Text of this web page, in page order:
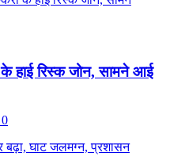
के हाई रिस्क जोन, सामने आई
0